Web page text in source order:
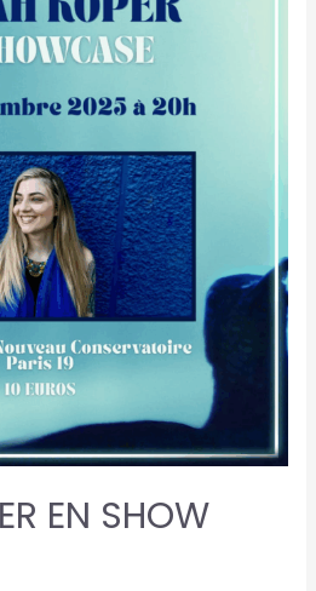
EN SHOW